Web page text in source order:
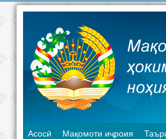
Асосӣ Мақомоти иҷроия